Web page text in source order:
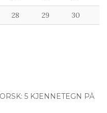
28 29 30
5 KJENNETEGN PÅ